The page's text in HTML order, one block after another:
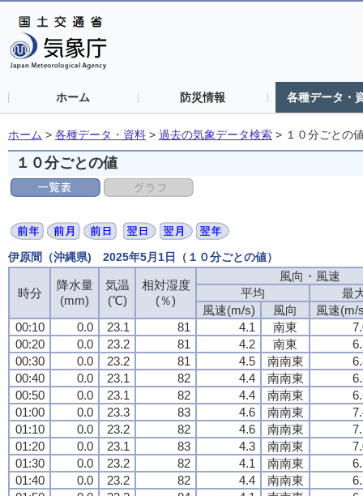
ホーム 防災情報 各種データ・
ホーム > 各種データ・資料 > 過去の気象データ検索 > １０分ごとの
１０分ごとの値
伊原間（沖縄県) 2025年5月1日（１０分ごとの値）
時分
降水量
(mm)
気温
(℃)
相対湿度
(％)
風向・風速
平均
最
風速(m/s)
風向
風速(m/
00:10
0.0 23.1 81 4.1 南東
00:20
0.0 23.2 81 4.2 南東
00:30
0.0 23.2 81 4.5 南南東
00:40
0.0 23.1 82 4.4 南南東
00:50
0.0 23.1 82 4.4 南南東
01:00
0.0 23.3 83 4.6 南南東
01:10
0.0 23.2 82 4.6 南南東
01:20
0.0 23.1 83 4.3 南南東
01:30
0.0 23.2 82 4.1 南南東
01:40
0.0 23.2 82 4.4 南南東